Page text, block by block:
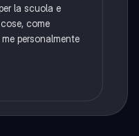
la scuola e
come
personalmente